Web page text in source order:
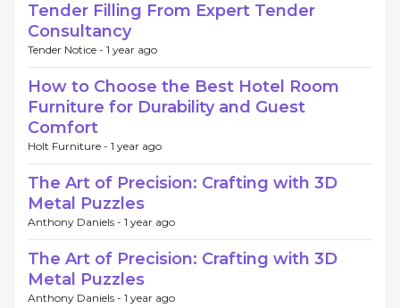
Tender Filling From Expert Tender
Consultancy
Tender Notice - 1 year ago
How to Choose the Best Hotel Room
Furniture for Durability and Guest
Comfort
Holt Furniture - 1 year ago
The Art of Precision: Crafting with 3D
Metal Puzzles
Anthony Daniels - 1 year ago
The Art of Precision: Crafting with 3D
Metal Puzzles
Anthony Daniels - 1 year ago